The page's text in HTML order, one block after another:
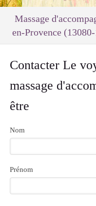
Massage
en-Provence
Contacter Le
massage
être
Nom
Prénom